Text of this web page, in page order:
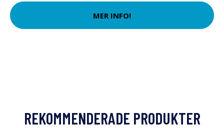
MER INFO!
REKOMMENDERADE PRODUKTER